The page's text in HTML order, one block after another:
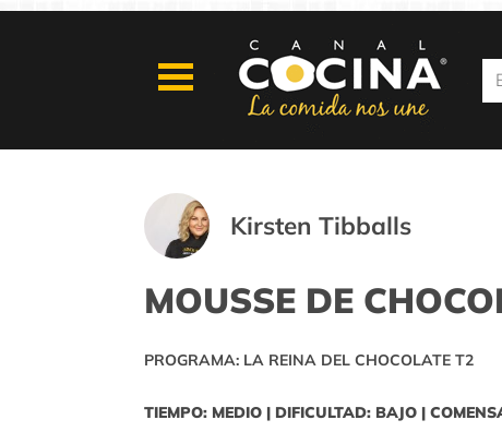
Kirsten Tibballs
MOUSSE DE
PROGRAMA: LA REINA DEL CHOCOLATE T2
TIEMPO: MEDIO | DIFICULTAD: BAJO |